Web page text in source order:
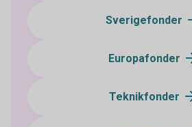
Sverigefonder
Europafonder
Teknikfonder